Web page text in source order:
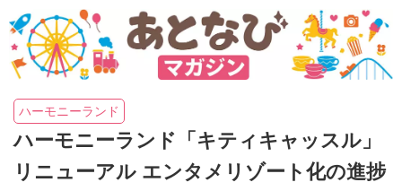
ハーモニーランド
ハーモニーランド「キティキャッスル」
リニューアル エンタメリゾート化の進捗